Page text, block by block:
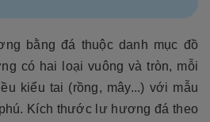
bằng đá thuộc danh mục đồ
có hai loại vuông và tròn, mỗi
kiểu tai (rồng, mây...) với mẫu
Kích thước lư hương đá theo